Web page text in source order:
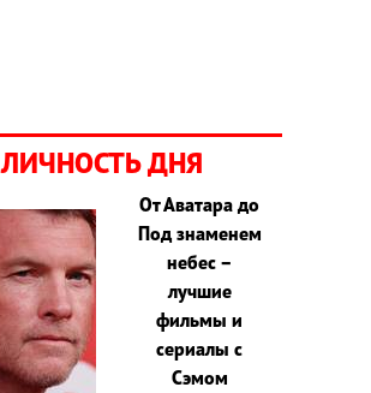
ЛИЧНОСТЬ ДНЯ
От Аватара до
Под знаменем
небес –
лучшие
фильмы и
сериалы с
Сэмом